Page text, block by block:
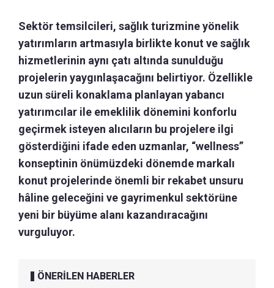
Sektör temsilcileri, sağlık turizmine yönelik
yatırımların artmasıyla birlikte konut ve sağlık
hizmetlerinin aynı çatı altında sunulduğu
projelerin yaygınlaşacağını belirtiyor. Özellikle
uzun süreli konaklama planlayan yabancı
yatırımcılar ile emeklilik dönemini konforlu
geçirmek isteyen alıcıların bu projelere ilgi
gösterdiğini ifade eden uzmanlar, “wellness”
konseptinin önümüzdeki dönemde markalı
konut projelerinde önemli bir rekabet unsuru
hâline geleceğini ve gayrimenkul sektörüne
yeni bir büyüme alanı kazandıracağını
vurguluyor.
ÖNERİLEN HABERLER